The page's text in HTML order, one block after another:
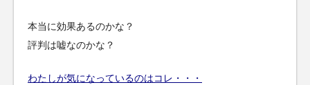
本当に効果あるのかな？
評判は嘘なのかな？
わたしが気になっているのはコレ・・・